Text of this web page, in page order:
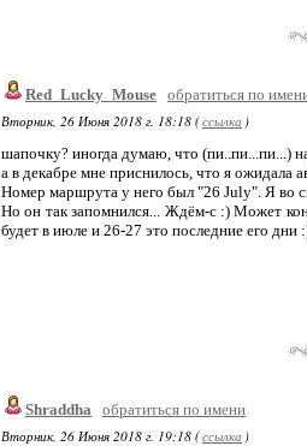
Red_Lucky_Mouse обратиться по
Вторник, 26 Июня 2018 г. 18:18 (ссылка )
шапочку? иногда думаю, что (пи..пи...пи...)
а в декабре мне приснилось, что я ожидала
Номер маршрута у него был "26 July". Я во
Но он так запомнился... Ждём-с :) Может
будет в июле и 26-27 это последние его дни
Shraddha
обратиться по имени
Вторник, 26 Июня 2018 г. 19:18 (ссылка )